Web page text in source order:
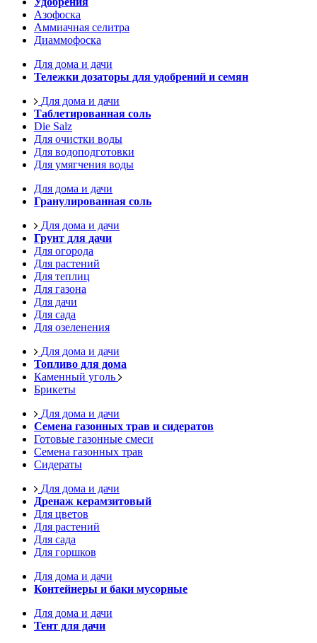
Азофоска
Аммиачная селитра
Диаммофоска
Для дома и дачи
Тележки дозаторы для удобрений и семян
Для дома и дачи
Таблетированная соль
Die Salz
Для очистки воды
Для водоподготовки
Для умягчения воды
Для дома и дачи
Гранулированная соль
Для дома и дачи
Грунт для дачи
Для огорода
Для растений
Для теплиц
Для газона
Для дачи
Для сада
Для озеленения
Для дома и дачи
Топливо для дома
Каменный уголь
Брикеты
Для дома и дачи
Семена газонных трав и сидератов
Готовые газонные смеси
Семена газонных трав
Сидераты
Для дома и дачи
Дренаж керамзитовый
Для цветов
Для растений
Для сада
Для горшков
Для дома и дачи
Контейнеры и баки мусорные
Для дома и дачи
Тент для дачи